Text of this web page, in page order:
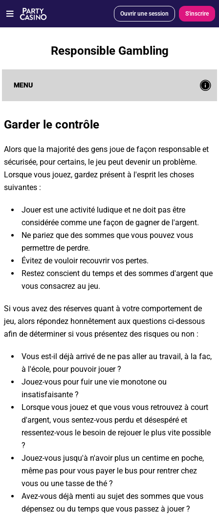
Ouvrir une session S'inscrire
Responsible Gambling
Garder le contrôle
Alors que la majorité des gens joue de façon responsable et
sécurisée, pour certains, le jeu peut devenir un problème.
Lorsque vous jouez, gardez présent à l'esprit les choses
suivantes :
Jouer est une activité ludique et ne doit pas être
considérée comme une façon de gagner de l'argent.
Ne pariez que des sommes que vous pouvez vous
permettre de perdre.
Évitez de vouloir recouvrir vos pertes.
Restez conscient du temps et des sommes d'argent que
vous consacrez au jeu.
Si vous avez des réserves quant à votre comportement de
jeu, alors répondez honnêtement aux questions ci-dessous
afin de déterminer si vous présentez des risques ou non :
Vous est-il déjà arrivé de ne pas aller au travail, à la fac,
à l'école, pour pouvoir jouer ?
Jouez-vous pour fuir une vie monotone ou
insatisfaisante ?
Lorsque vous jouez et que vous vous retrouvez à court
d'argent, vous sentez-vous perdu et désespéré et
ressentez-vous le besoin de rejouer le plus vite possible
?
Jouez-vous jusqu'à n'avoir plus un centime en poche,
même pas pour vous payer le bus pour rentrer chez
vous ou une tasse de thé ?
Avez-vous déjà menti au sujet des sommes que vous
dépensez ou du temps que vous passez à jouer ?